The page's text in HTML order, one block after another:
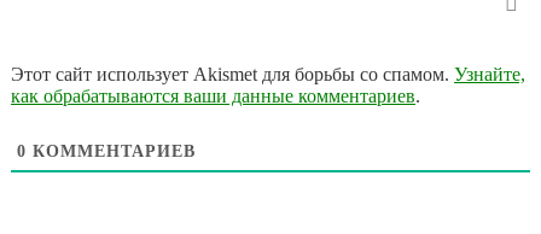
Этот сайт использует Akismet для борьбы со спамом. Узнайте,
как обрабатываются ваши данные комментариев.
0 КОММЕНТАРИЕВ